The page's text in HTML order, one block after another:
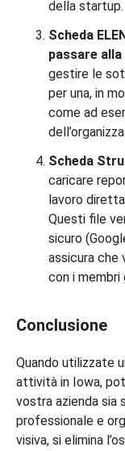
della startup.
Scheda
passare alla
gestire le
per una, in
come ad
Scheda
caricare
lavoro
Questi file
sicuro
assicura che
con i membri
Conclusione
Quando utilizzate
attività in Iowa,
vostra azienda sia
professionale e
visiva, si elimina